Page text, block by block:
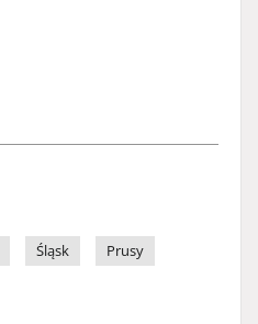
Śląsk
Prusy